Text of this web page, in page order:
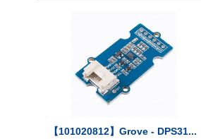
【101020812】Grove - DPS31...